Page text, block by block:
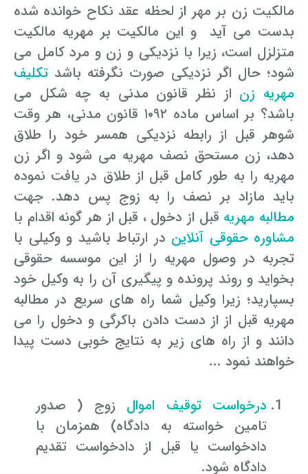
مالکیت زن بر مهر از لحظه عقد نکاح خوانده شده
بدست می آید و این مالکیت بر مهریه مالکیت
متزلزل است، زیرا با نزدیکی و زن و مرد کامل می
شود؛ حال اگر نزدیکی صورت نگرفته باشد تکلیف
مهریه زن از نظر قانون مدنی به چه شکل می
باشد؟ بر اساس ماده ۱۰۹۲ قانون مدنی، هر وقت
شوهر قبل از رابطه نزدیکی همسر خود را طلاق
دهد، زن مستحق نصف مهریه می شود و اگر زن
مهریه را به طور کامل قبل از طلاق در یافت نموده
باید مازاد بر نصف را به زوج پس دهد. جهت
مطالبه مهریه قبل از دخول ، قبل از هر گونه اقدام با
مشاوره حقوقی آنلاین در ارتباط باشید و وکیلی با
تجربه در وصول مهریه را از این موسسه حقوقی
بخواید و روند پرونده و پیگیری آن را به وکیل خود
بسپارید؛ زیرا وکیل شما راه های سریع در مطالبه
مهریه قبل از از دست دادن باکرگی و دخول را می
دانند و از راه های زیر به نتایج خوبی دست پیدا
خواهند نمود ...
درخواست توقیف اموال زوج ( صدور
تامین خواسته به دادگاه) همزمان با
دادخواست یا قبل از دادخواست تقدیم
دادگاه شود.